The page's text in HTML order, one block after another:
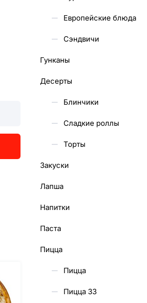
Европейские блюда
Сэндвичи
Гунканы
Десерты
Блинчики
Сладкие роллы
Торты
Закуски
Лапша
Напитки
Паста
Пицца
Пицца
Пицца 33